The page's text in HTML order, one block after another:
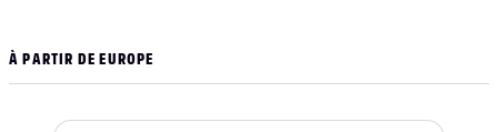
À PARTIR DE EUROPE